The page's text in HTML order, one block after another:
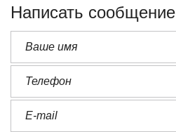
Написать сообщение